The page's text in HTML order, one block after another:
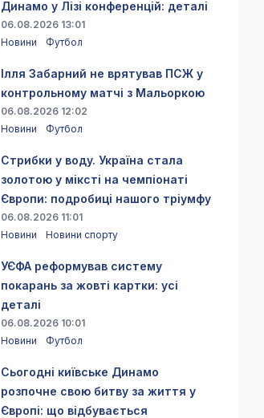
Динамо у Лізі конференцій: деталі
06.08.2026 13:01
Новини
Футбол
Ілля Забарний не врятував ПСЖ у
контрольному матчі з Мальоркою
06.08.2026 12:02
Новини
Футбол
Стрибки у воду. Україна стала
золотою у міксті на чемпіонаті
Європи: подробиці нашого тріумфу
06.08.2026 11:01
Новини
Новини спорту
УЄФА реформував систему
покарань за жовті картки: усі
деталі
06.08.2026 10:01
Новини
Футбол
Сьогодні київське Динамо
розпочне свою битву за життя у
Європі: що відбувається